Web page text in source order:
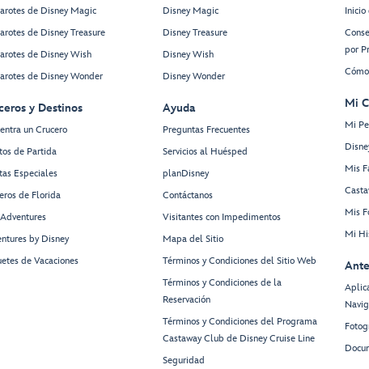
de Disney Magic
de Disney Treasure
de Disney Wish
de Disney Wonder
y Destinos
un Crucero
de Partida
Especiales
de Florida
by Disney
de Vacaciones
Disney Magic
Disney Treasure
Disney Wish
Disney Wonder
Ayuda
Preguntas Frecuentes
Servicios al Huésped
planDisney
Contáctanos
Visitantes con Impedimentos
Mapa del Sitio
Términos y Condiciones del Sitio Web
Términos y Condiciones de la
Reservación
Términos y Condiciones del Programa
Castaway Club de Disney Cruise Line
Seguridad
Inicio
por
Mi
Mi
Mis
Mis
Mi